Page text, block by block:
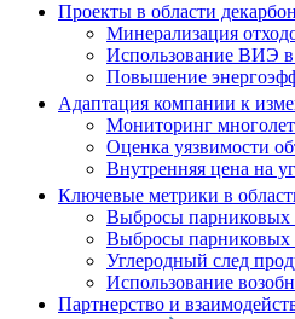
Проекты в области
Минерализация
Использование ВИЭ в
Повышение
Адаптация компании к
Мониторинг
Оценка уязвимости
Внутренняя цена на
Ключевые метрики в
Выбросы парниковых
Выбросы парниковых
Углеродный след
Использование
Партнерство и